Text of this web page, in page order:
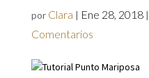
por Clara | Ene 28, 2018|
Comentarios